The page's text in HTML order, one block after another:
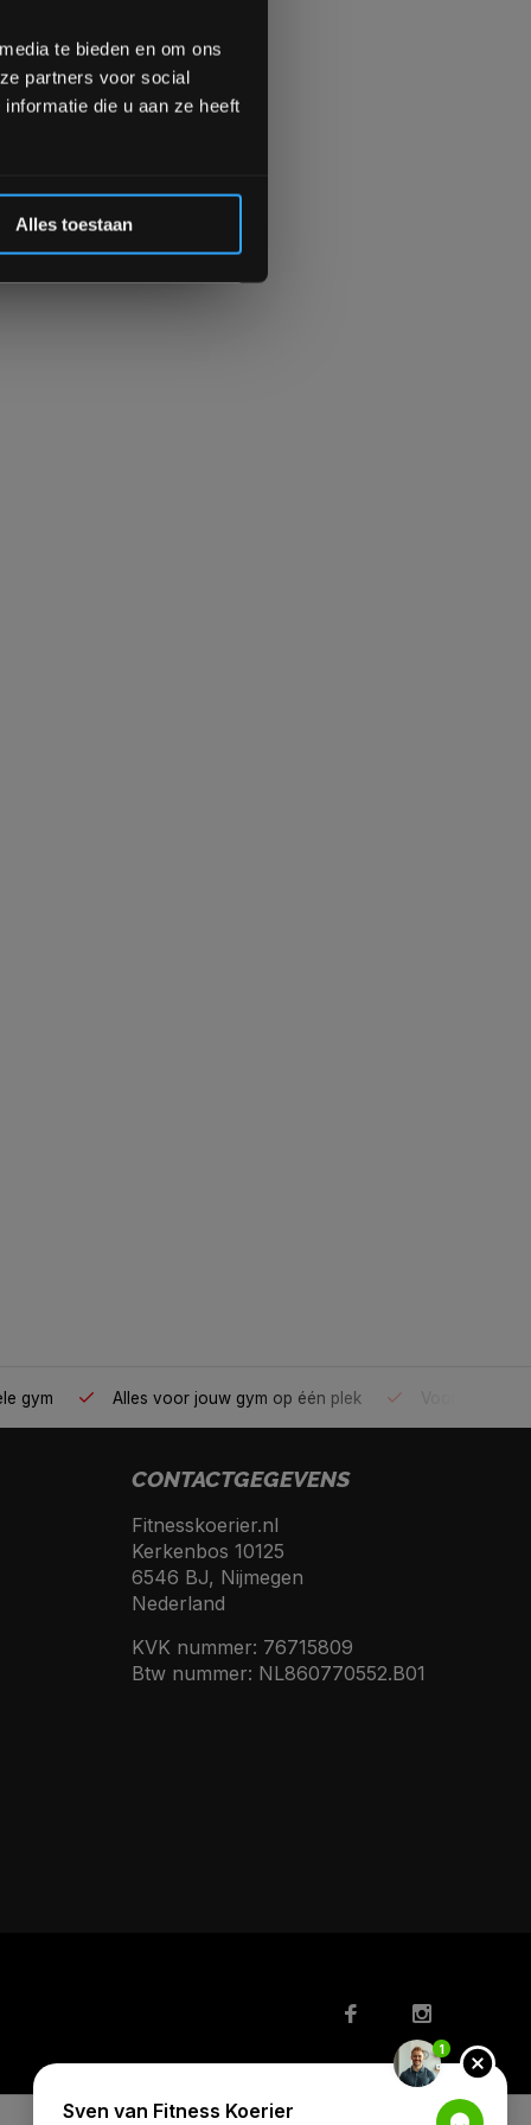
te bieden en om ons
partners voor social
die u aan ze heeft
Alles toestaan
gym Alles voor jouw gym op één plek
CONTACTGEGEVENS
Fitnesskoerier.nl
Kerkenbos 10125
6546 BJ, Nijmegen
Nederland
KVK nummer: 76715809
Btw nummer: NL860770552.B01
Inschrijven
1
Sven van Fitness Koerier